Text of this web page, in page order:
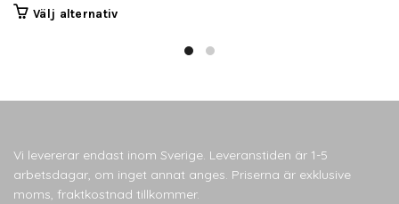
Välj alternativDen
olika
alternativen
kan
Vi levererar endast inom Sverige. Leveranstiden är 1-5
arbetsdagar, om inget annat anges. Priserna är exklusive
moms, fraktkostnad tillkommer.